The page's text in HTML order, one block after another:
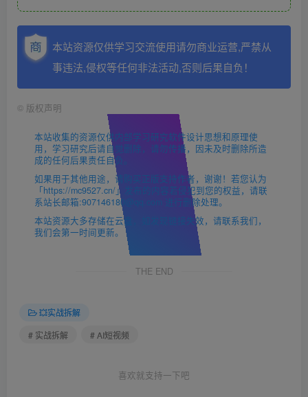
本站资源仅供学习交流使用请勿商业运营,严禁从
事违法,侵权等任何非法活动,否则后果自负！
© 版权声明
本站收集的资源仅供内部学习研究软件设计思想和原理使
用，学习研究后请自觉删除，请勿传播，因未及时删除所造
成的任何后果责任自负。
如果用于其他用途，请购买正版支持作者，谢谢！若您认为
「https://mc9527.cn/」发布的内容若侵犯到您的权益，请联
系站长邮箱:907146180@qq.com 进行删除处理。
本站资源大多存储在云盘，如发现链接失效，请联系我们，
我们会第一时间更新。
THE END
💥实战拆解
# 实战拆解
# AI短视频
喜欢就支持一下吧